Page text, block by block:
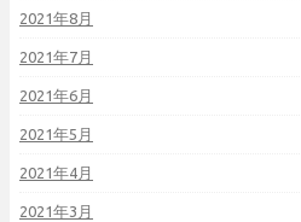
2021年8月
2021年7月
2021年6月
2021年5月
2021年4月
2021年3月